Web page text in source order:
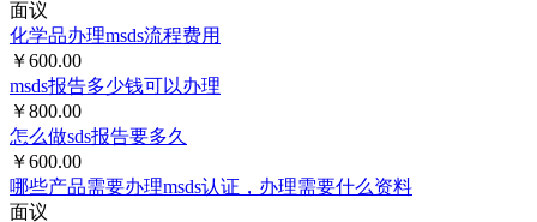
面议
化学品办理msds流程费用
￥600.00
msds报告多少钱可以办理
￥800.00
怎么做sds报告要多久
￥600.00
哪些产品需要办理msds认证，办理需要什么资料
面议